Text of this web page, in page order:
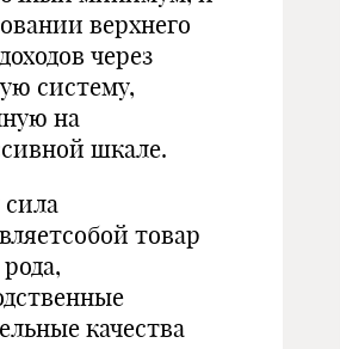
верхнего
через
систему,
на
шкале.
сила
товар
качества